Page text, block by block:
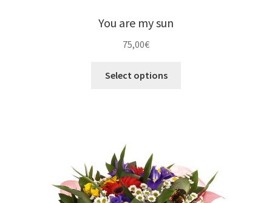
You are my sun
75,00€
Select options